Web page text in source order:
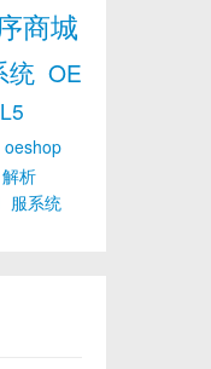
商城
统 OE
oeshop
解析
服系统